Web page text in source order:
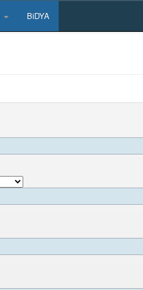
BiDYA